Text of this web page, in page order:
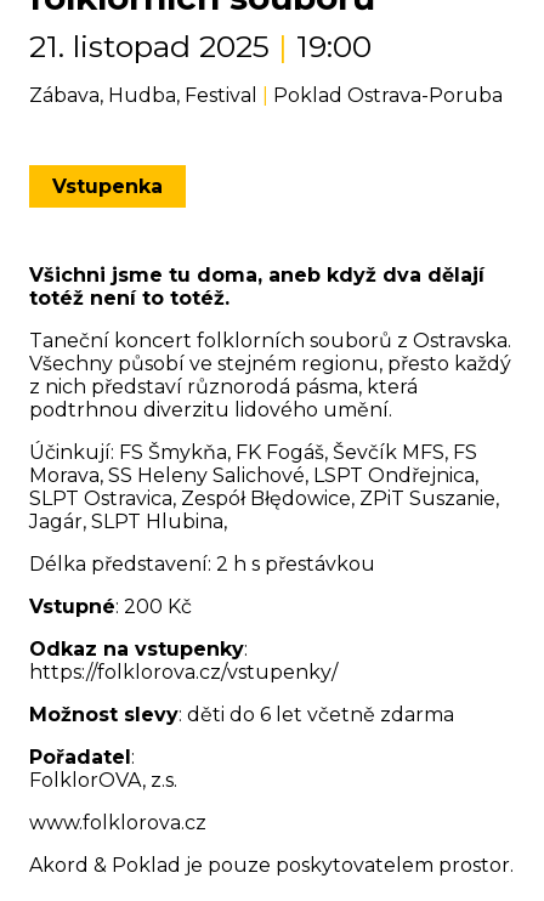
21. listopad 2025 | 19:00
Zábava, Hudba, Festival Poklad Ostrava-Poruba
Vstupenka
Všichni jsme tu doma, aneb když dva dělají
totéž není to totéž.
Taneční koncert folklorních souborů z Ostravska.
Všechny působí ve stejném regionu, přesto každý
z nich představí různorodá pásma, která
podtrhnou diverzitu lidového umění.
Účinkují: FS Šmykňa, FK Fogáš, Ševčík MFS, FS
Morava, SS Heleny Salichové, LSPT Ondřejnica,
SLPT Ostravica, Zespół Błędowice, ZPiT Suszanie,
Jagár, SLPT Hlubina,
Délka představení: 2 h s přestávkou
Vstupné: 200 Kč
Odkaz na vstupenky:
https://folklorova.cz/vstupenky/
Možnost slevy: děti do 6 let včetně zdarma
Pořadatel:
FolklorOVA, z.s.
www.folklorova.cz
Akord & Poklad je pouze poskytovatelem prostor.